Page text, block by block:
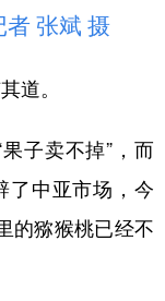
张斌 摄
道。
子卖不掉”，而
了中亚市场，今
的猕猴桃已经不